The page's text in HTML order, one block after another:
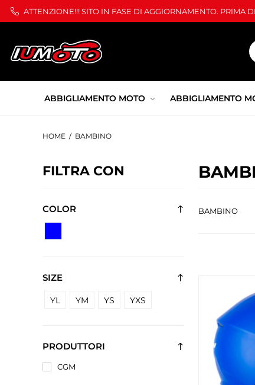
ATTENZIONE!!! SITO IN FASE DI AGGIORNAMENTO.
ABBIGLIAMENTO MOTO ABBIGLIAMENTO
HOME / BAMBINO
FILTRA CON
COLOR
SIZE
YL YM YS YXS
PRODUTTORI
CGM
BAMBINO